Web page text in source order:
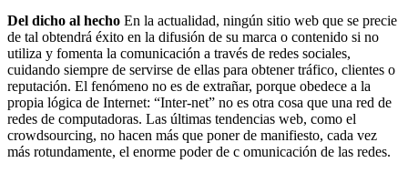
Del dicho al hecho En la actualidad, ningún sitio web que se precie
de tal obtendrá éxito en la difusión de su marca o contenido si no
utiliza y fomenta la comunicación a través de redes sociales,
cuidando siempre de servirse de ellas para obtener tráfico, clientes o
reputación. El fenómeno no es de extrañar, porque obedece a la
propia lógica de Internet: “Inter-net” no es otra cosa que una red de
redes de computadoras. Las últimas tendencias web, como el
crowdsourcing, no hacen más que poner de manifiesto, cada vez
más rotundamente, el enorme poder de c omunicación de las redes.